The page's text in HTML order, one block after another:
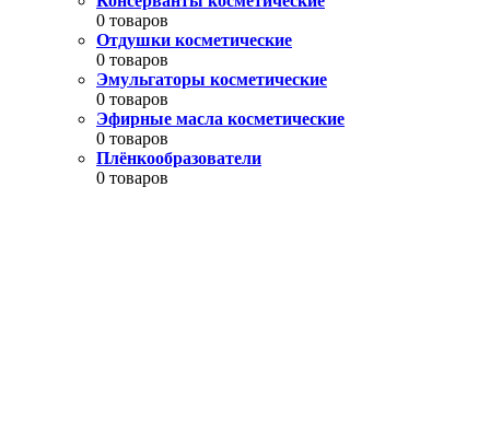
0 товаров
Отдушки косметические
0 товаров
Эмульгаторы косметические
0 товаров
Эфирные масла косметические
0 товаров
Плёнкообразователи
0 товаров